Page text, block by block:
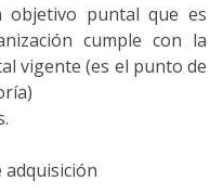
objetivo puntal que es
cumple con la
vigente (es el punto de